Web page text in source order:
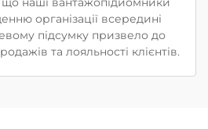
організації всередині
підсумку призвело до
та лояльності клієнтів.